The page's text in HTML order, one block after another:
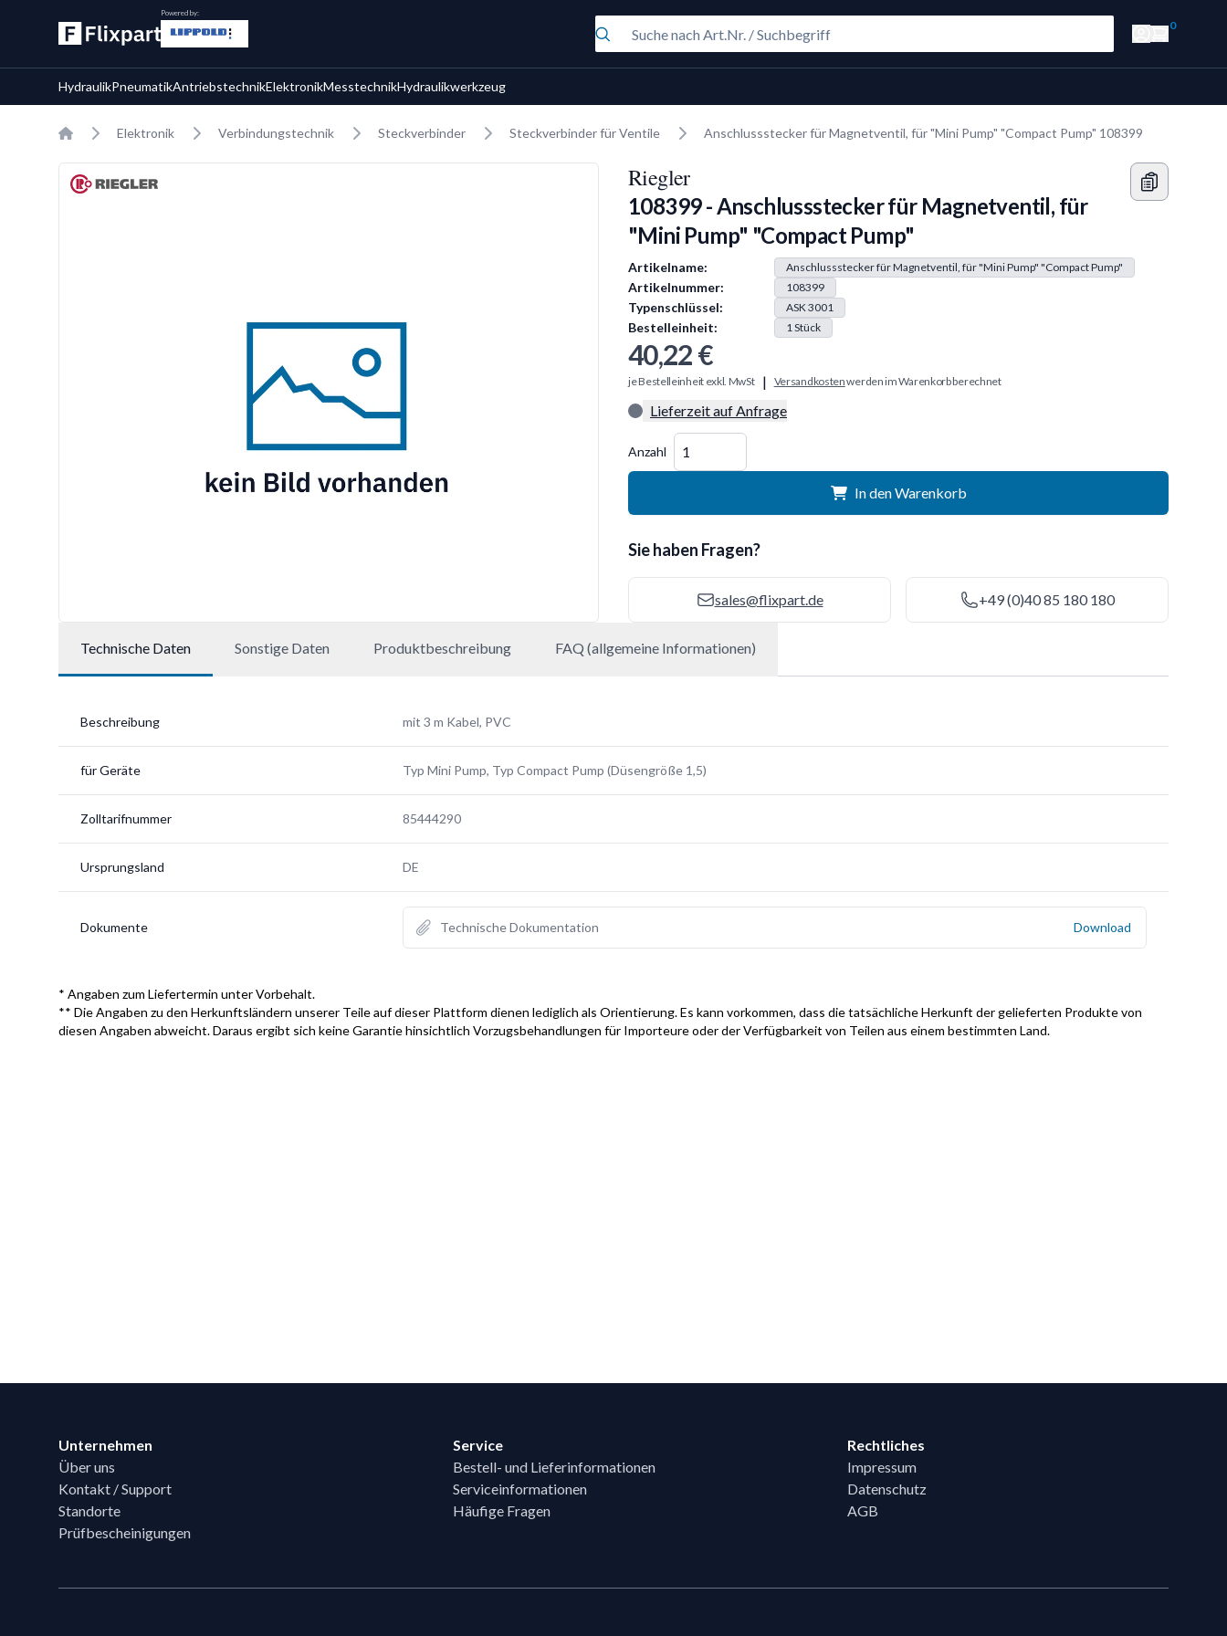
Powered by:
0
HydraulikPneumatikAntriebstechnikElektronikMesstechnikHydraulikwerkzeug
Home Elektronik Verbindungstechnik Steckverbinder Steckverbinder für Ventile Anschlussstecker für Magnetventil, für "Mini Pump" "Compact Pump" 108399
Riegler
108399 - Anschlussstecker für Magnetventil, für
"Mini Pump" "Compact Pump"
Produkt Information
Artikelname: Anschlussstecker für Magnetventil, für "Mini Pump" "Compact Pump"
Artikelnummer: 108399
Typenschlüssel: ASK 3001
Bestelleinheit: 1Stück
40,22 €
je Bestelleinheit exkl. MwSt | Versandkostenwerden im Warenkorb berechnet
Lieferzeit auf Anfrage
Anzahl
In den Warenkorb
Sie haben Fragen?
sales@flixpart.de +49 (0)40 85 180 180
Technische Daten Sonstige Daten Produktbeschreibung FAQ (allgemeine Informationen)
Beschreibung mit 3 m Kabel, PVC
für Geräte Typ Mini Pump, Typ Compact Pump (Düsengröße 1,5)
Zolltarifnummer 85444290
Ursprungsland DE
Dokumente Technische Dokumentation Download
* Angaben zum Liefertermin unter Vorbehalt.
** Die Angaben zu den Herkunftsländern unserer Teile auf dieser Plattform dienen lediglich als Orientierung. Es kann vorkommen, dass die tatsächliche Herkunft der gelieferten Produkte von
diesen Angaben abweicht. Daraus ergibt sich keine Garantie hinsichtlich Vorzugsbehandlungen für Importeure oder der Verfügbarkeit von Teilen aus einem bestimmten Land.
Unternehmen
Über uns
Kontakt / Support
Standorte
Prüfbescheinigungen
Service
Bestell- und Lieferinformationen
Serviceinformationen
Häufige Fragen
Rechtliches
Impressum
Datenschutz
AGB